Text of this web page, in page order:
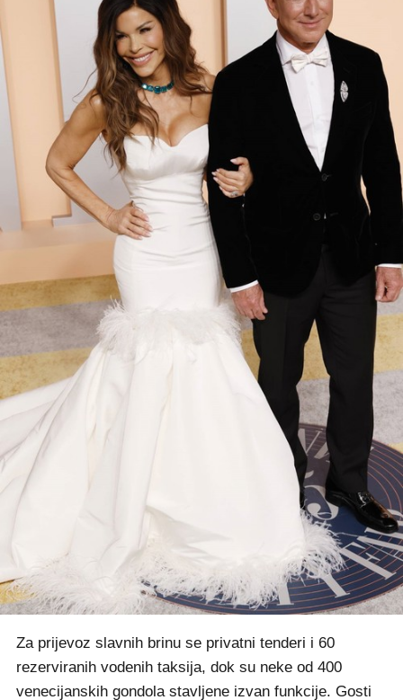
Za prijevoz slavnih brinu se privatni tenderi i 60
rezerviranih vodenih taksija, dok su neke od 400
venecijanskih gondola stavljene izvan funkcije. Gosti